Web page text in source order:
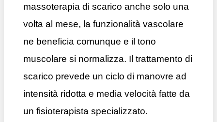
massoterapia di scarico anche solo una
volta al mese, la funzionalità vascolare
ne beneficia comunque e il tono
muscolare si normalizza. Il trattamento di
scarico prevede un ciclo di manovre ad
intensità ridotta e media velocità fatte da
un fisioterapista specializzato.